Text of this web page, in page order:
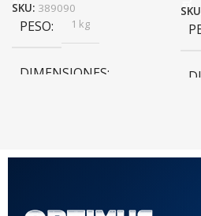
SKU: 389090
PESO 1 kg
DIMENSIONES